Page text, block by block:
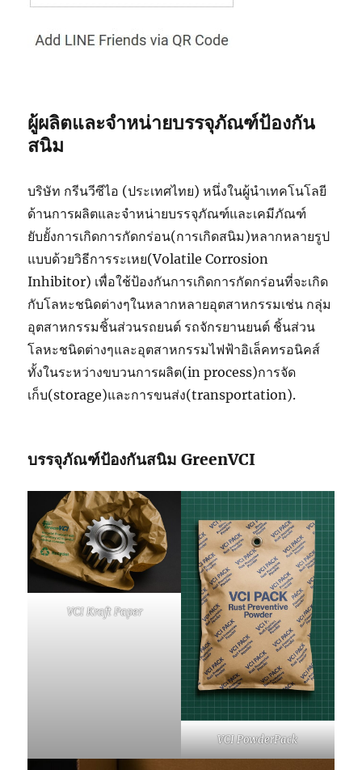
ผู้ผลิตและจำหน่ายบรรจุภัณฑ์ป้องกัน
สนิม
บริษัท กรีนวีซีไอ (ประเทศไทย) หนึ่งในผู้นำเทคโนโลยี
ด้านการผลิตและจำหน่ายบรรจุภัณฑ์และเคมีภัณฑ์
ยับยั้งการเกิดการกัดกร่อน(การเกิดสนิม)หลากหลายรูป
แบบด้วยวิธีการระเหย(Volatile Corrosion
Inhibitor) เพื่อใช้ป้องกันการเกิดการกัดกร่อนที่จะเกิด
กับโลหะชนิดต่างๆในหลากหลายอุตสาหกรรมเช่น กลุ่ม
อุตสาหกรรมชิ้นส่วนรถยนต์ รถจักรยานยนต์ ชิ้นส่วน
โลหะชนิดต่างๆและอุตสาหกรรมไฟฟ้าอิเล็คทรอนิคส์
ทั้งในระหว่างขบวนการผลิต(in process)การจัด
เก็บ(storage)และการขนส่ง(transportation).
บรรจุภัณฑ์ป้องกันสนิม GreenVCI
VCI Kraft Paper
VCI PowderPack